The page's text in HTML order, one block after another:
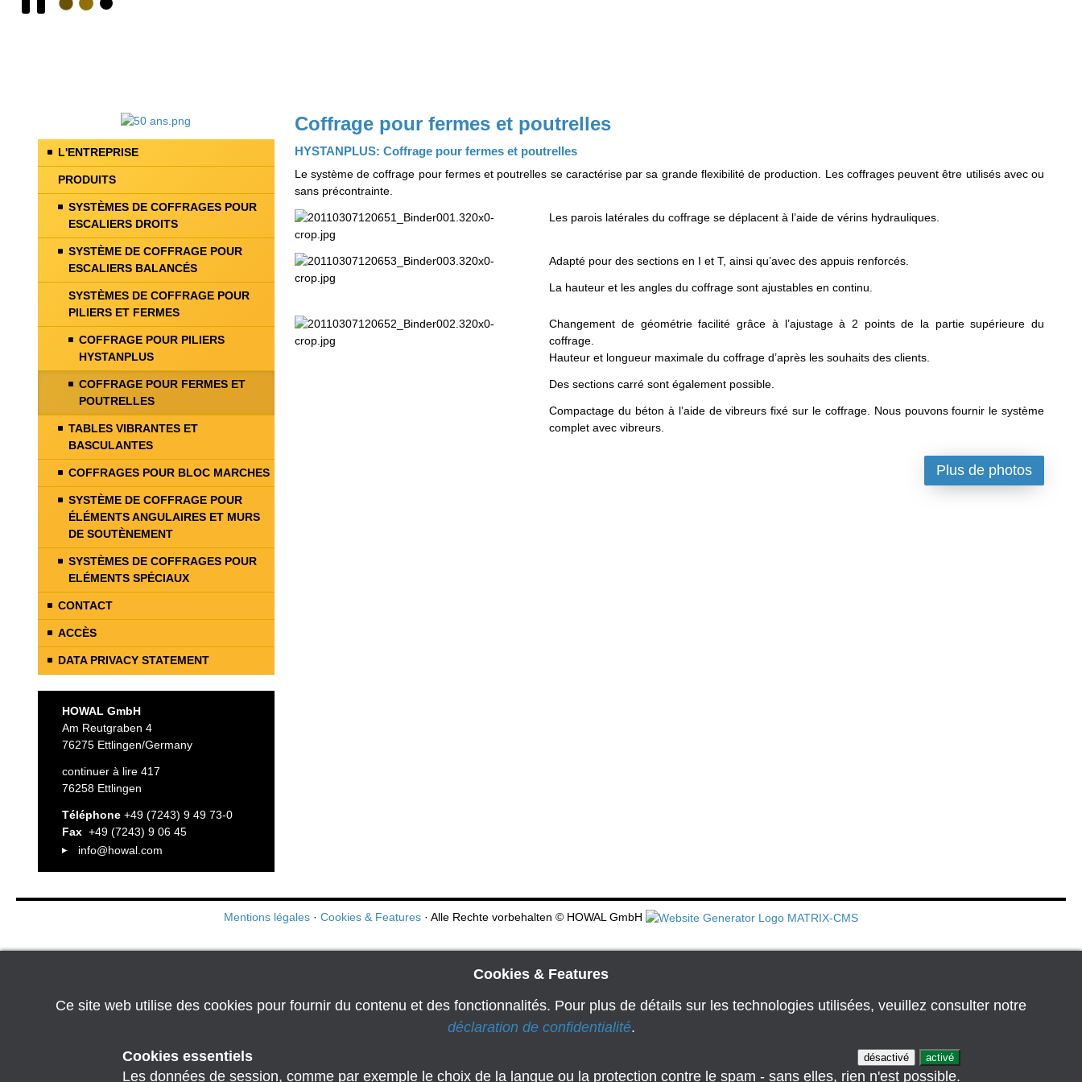
L'ENTREPRISE
PRODUITS
SYSTÈMES DE COFFRAGES POUR
ESCALIERS DROITS
SYSTÈME DE COFFRAGE POUR
ESCALIERS BALANCÉS
SYSTÈMES DE COFFRAGE POUR
PILIERS ET FERMES
COFFRAGE POUR PILIERS
HYSTANPLUS
COFFRAGE POUR FERMES ET
POUTRELLES
TABLES VIBRANTES ET
BASCULANTES
COFFRAGES POUR BLOC MARCHES
SYSTÈME DE COFFRAGE POUR
ÉLÉMENTS ANGULAIRES ET MURS
DE SOUTÈNEMENT
SYSTÈMES DE COFFRAGES POUR
ELÉMENTS SPÉCIAUX
CONTACT
ACCÈS
DATA PRIVACY STATEMENT
HOWAL GmbH
Am Reutgraben 4
76275 Ettlingen/Germany
continuer à lire 417
76258 Ettlingen
Téléphone+49 (7243) 9 49 73-0
Fax+49 (7243) 9 06 45
info@howal.com
Coffrage pour fermes et poutrelles
HYSTANPLUS: Coffrage pour fermes et poutrelles
Le système de coffrage pour fermes et poutrelles se caractérise par sa grande flexibilité de production. Les coffrages peuvent être utilisés avec ou
sans précontrainte.
Les parois latérales du coffrage se déplacent à l’aide de vérins hydrauliques.
Adapté pour des sections en I et T, ainsi qu’avec des appuis renforcés.
La hauteur et les angles du coffrage sont ajustables en continu.
Changement de géométrie facilité grâce à l’ajustage à 2 points de la partie supérieure du
coffrage.
Hauteur et longueur maximale du coffrage d’après les souhaits des clients.
Des sections carré sont également possible.
Compactage du béton à l’aide de vibreurs fixé sur le coffrage. Nous pouvons fournir le système
complet avec vibreurs.
Plus de photos
Mentions légales · Cookies & Features · Alle Rechte vorbehalten © HOWAL GmbH
Cookies & Features
Ce site web utilise des cookies pour fournir du contenu et des fonctionnalités. Pour plus de détails sur les technologies utilisées, veuillez consulter notre
déclaration de confidentialité.
Cookies essentiels
désactivé activé
Les données de session, comme par exemple le choix de la langue ou la protection contre le spam - sans elles, rien n'est possible.